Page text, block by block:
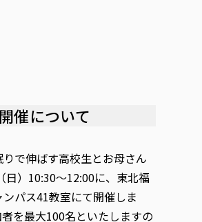
催について
で伸ばす高校生とお母さん
日）10:30～12:00に、東北福
パス41教室にて開催しま
を最大100名といたしますの